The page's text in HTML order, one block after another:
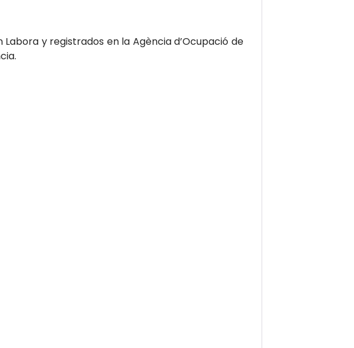
y registrados en la Agència d’Ocupació de